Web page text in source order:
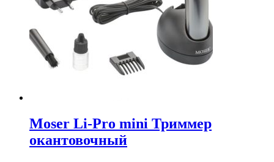
Moser Li-Pro mini Триммер
окантовочный